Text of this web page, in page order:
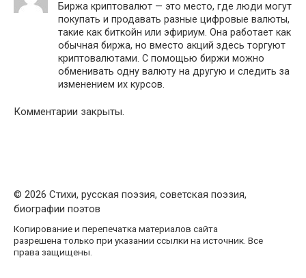
Биржа криптовалют — это место, где люди могут
покупать и продавать разные цифровые валюты,
такие как биткойн или эфириум. Она работает как
обычная биржа, но вместо акций здесь торгуют
криптовалютами. С помощью биржи можно
обменивать одну валюту на другую и следить за
изменением их курсов.
Комментарии закрыты.
© 2026 Стихи, русская поэзия, советская поэзия,
биографии поэтов
Копирование и перепечатка материалов сайта
разрешена только при указании ссылки на источник. Все
права защищены.